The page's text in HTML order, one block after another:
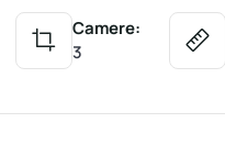
Camere:
3